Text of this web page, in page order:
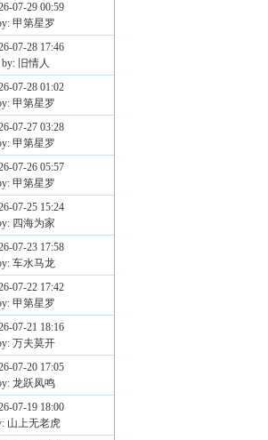
07-29 00:59
甲第星罗
07-28 17:46
by: 旧情人
07-28 01:02
甲第星罗
07-27 03:28
甲第星罗
07-26 05:57
甲第星罗
07-25 15:24
四海为家
07-23 17:58
车水马龙
07-22 17:42
甲第星罗
07-21 18:16
万夫莫开
07-20 17:05
龙跃凤鸣
07-19 18:00
山上无老虎